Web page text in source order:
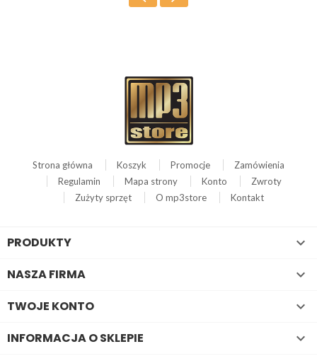
Strona główna Koszyk Promocje
Zamówienia
Regulamin
Mapa strony Konto
Zwroty
Zużyty sprzęt
O mp3store Kontakt
PRODUKTY 
NASZA FIRMA 
TWOJE KONTO 
INFORMACJA O SKLEPIE 